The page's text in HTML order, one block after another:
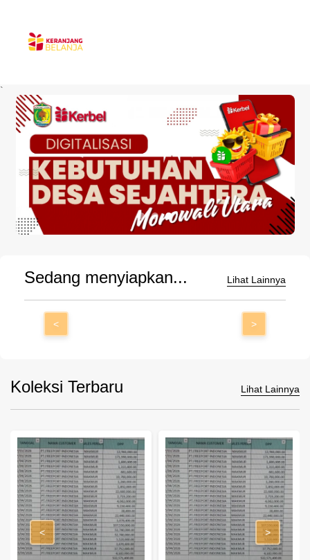
`
Sedang menyiapkan... Lihat Lainnya
< >
Koleksi Terbaru Lihat Lainnya
< >